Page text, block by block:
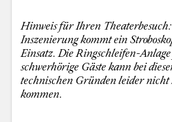
Hinweis für Ihren
Inszenierung kommt ein
Einsatz. Die Ringschleifen-
schwerhörige Gäste kann bei
technischen Gründen leider nicht
kommen.